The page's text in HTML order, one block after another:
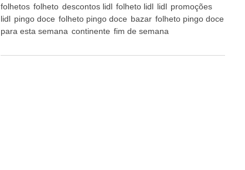
folhetos folheto descontos lidl folheto lidl lidl promoções
lidl pingo doce folheto pingo doce bazar folheto pingo doce
para esta semana continente fim de semana